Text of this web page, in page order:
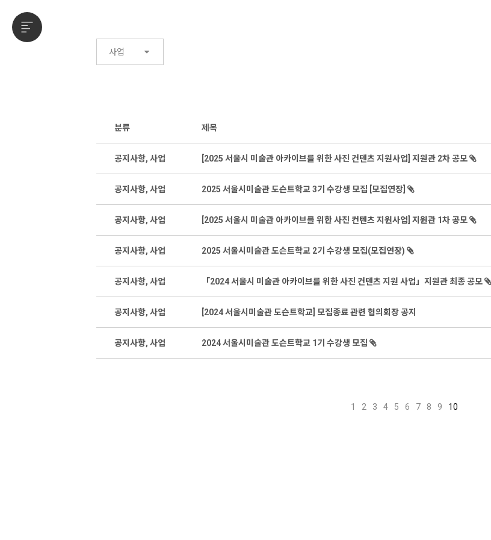
사업
분류 제목
공지사항, 사업 [2025 서울시 미술관 아카이브를 위한 사진 컨텐츠 지원사업] 지원관 2차 공모
공지사항, 사업 2025 서울시미술관 도슨트학교 3기 수강생 모집 [모집연장]
공지사항, 사업 [2025 서울시 미술관 아카이브를 위한 사진 컨텐츠 지원사업] 지원관 1차 공모
공지사항, 사업 2025 서울시미술관 도슨트학교 2기 수강생 모집(모집연장)
공지사항, 사업 「2024 서울시 미술관 아카이브를 위한 사진 컨텐츠 지원 사업」지원관 최종 공모
공지사항, 사업 [2024 서울시미술관 도슨트학교] 모집종료 관련 협의회장 공지
공지사항, 사업 2024 서울시미술관 도슨트학교 1기 수강생 모집
1 2 3 4 5 6 7 8 9 10